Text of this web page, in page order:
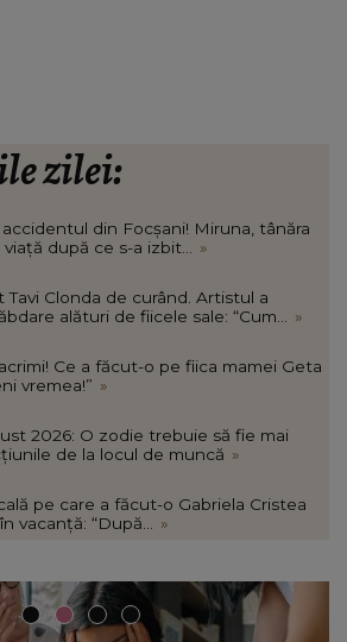
zilei:
din Focșani! Miruna, tânăra
după ce s-a izbit...
»
Tavi Clonda de curând. Artistul a
alături de fiicele sale: “Cum...
»
Ce a făcut-o pe fiica mamei Geta
vremea!” »
2026: O zodie trebuie să fie mai
de la locul de muncă »
pe care a făcut-o Gabriela Cristea
vacanță: “După...
»